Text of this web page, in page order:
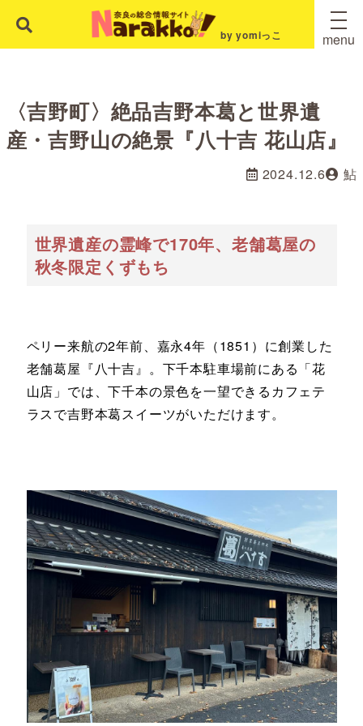
by yomiっこ menu
〈吉野町〉絶品吉野本葛と世界遺
産・吉野山の絶景『八十吉 花山店』
2024.12.6 鮎
世界遺産の霊峰で170年、老舗葛屋の
秋冬限定くずもち
ペリー来航の2年前、嘉永4年（1851）に創業した
老舗葛屋『八十吉』。下千本駐車場前にある「花
山店」では、下千本の景色を一望できるカフェテ
ラスで吉野本葛スイーツがいただけます。